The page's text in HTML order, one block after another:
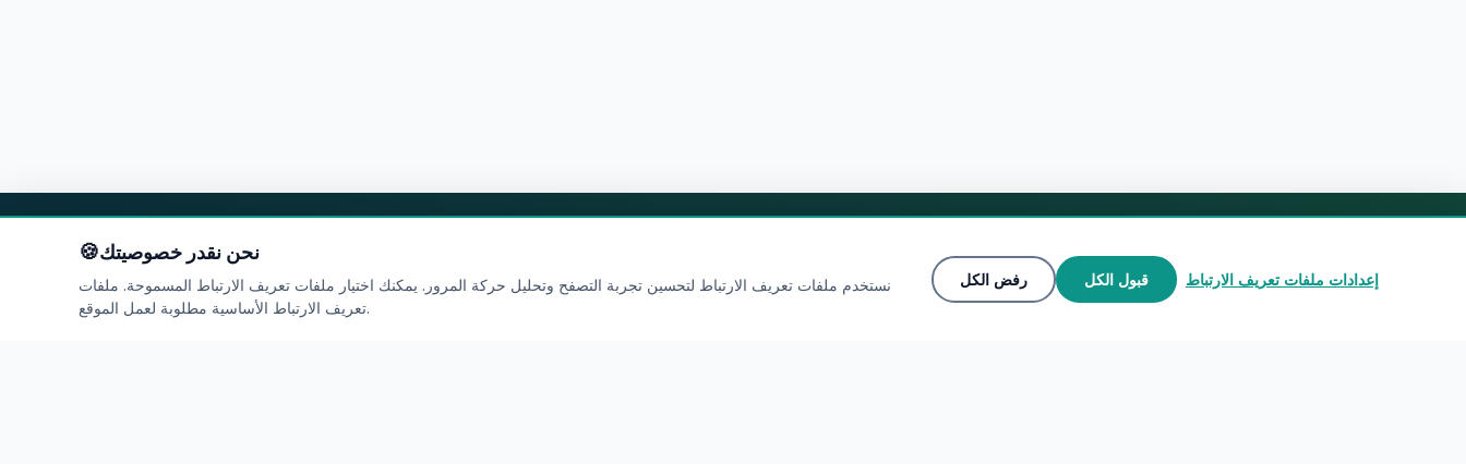
مستعد للاستكشاف؟ نحن نقدر خصوصيتك
نستخدم ملفات تعريف الارتباط لتحسين تجربة التصفح وتحليل حركة المرور. يمكنك اختيار ملفات تعريف الارتباط المسموحة. ملفات
تعريف الارتباط الأساسية مطلوبة لعمل الموقع.
رفض الكل قبول الكل إعدادات ملفات تعريف الارتباط